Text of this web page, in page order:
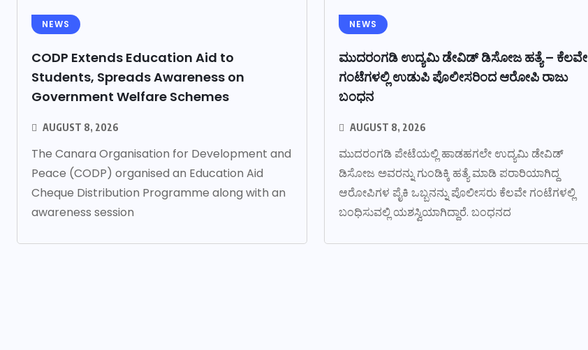
NEWS
CODP Extends Education Aid to
Students, Spreads Awareness on
Government Welfare Schemes
AUGUST 8, 2026
The Canara Organisation for Development and
Peace (CODP) organised an Education Aid
Cheque Distribution Programme along with an
awareness session
NEWS
ಮುದರಂಗಡಿ ಉದ್ಯಮಿ ಡೇವಿಡ್ ಡಿಸೋಜ ಹತ್ಯೆ – ಕೆಲವೇ
ಗಂಟೆಗಳಲ್ಲಿ ಉಡುಪಿ ಪೊಲೀಸರಿಂದ ಆರೋಪಿ ರಾಜು
ಬಂಧನ
AUGUST 8, 2026
ಮುದರಂಗಡಿ ಪೇಟೆಯಲ್ಲಿ ಹಾಡಹಗಲೇ ಉದ್ಯಮಿ ಡೇವಿಡ್
ಡಿಸೋಜ ಅವರನ್ನು ಗುಂಡಿಕ್ಕಿ ಹತ್ಯೆ ಮಾಡಿ ಪರಾರಿಯಾಗಿದ್ದ
ಆರೋಪಿಗಳ ಪೈಕಿ ಒಬ್ಬನನ್ನು ಪೊಲೀಸರು ಕೆಲವೇ ಗಂಟೆಗಳಲ್ಲಿ
ಬಂಧಿಸುವಲ್ಲಿ ಯಶಸ್ವಿಯಾಗಿದ್ದಾರೆ. ಬಂಧನದ